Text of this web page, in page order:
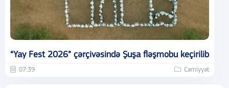
“Yay Fest 2026” çərçivəsində Şuşa fləşmobu keçirilib
07:39 Cəmiyyət